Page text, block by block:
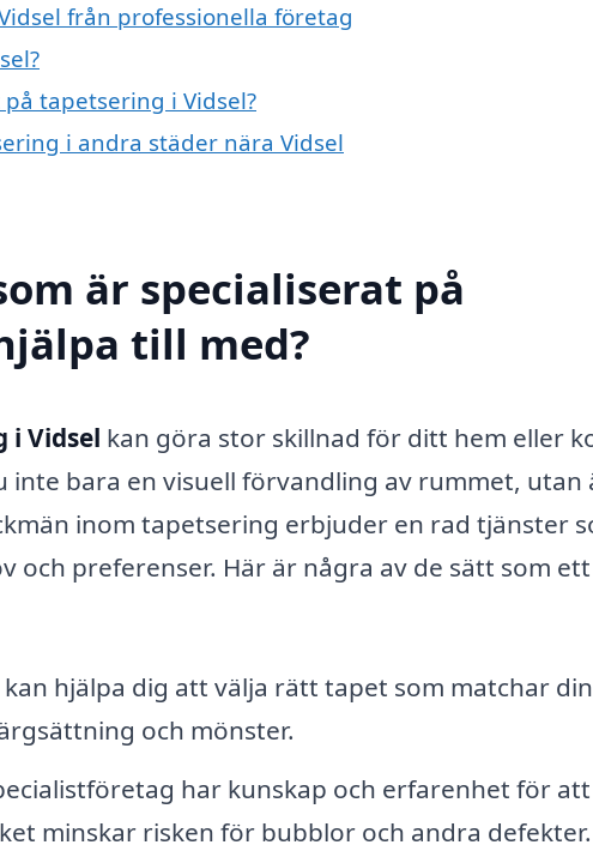
från professionella företag
tapetsering i Vidsel?
i andra städer nära Vidsel
är specialiserat på
till med?
i Vidsel kan göra stor skillnad för ditt hem eller
bara en visuell förvandling av rummet, utan
inom tapetsering erbjuder en rad tjänster
och preferenser. Här är några av de sätt som ett
kan hjälpa dig att välja rätt tapet som matchar
och mönster.
har kunskap och erfarenhet för att
minskar risken för bubblor och andra defekter.